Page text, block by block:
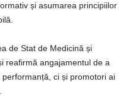
și asumarea principiilor
de Stat de Medicină și
reafirmă angajamentul de a
ci și promotori ai